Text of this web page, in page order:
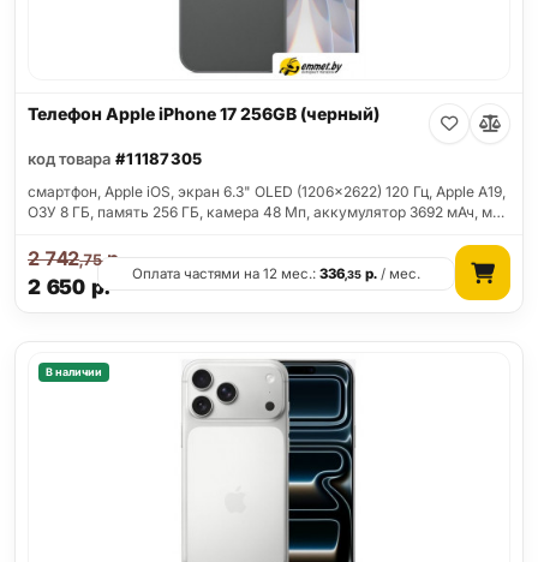
Телефон Apple iPhone 17 256GB (черный)
код товара #11187305
смартфон, Apple iOS, экран 6.3" OLED (1206x2622) 120 Гц, Apple A19,
ОЗУ 8 ГБ, память 256 ГБ, камера 48 Мп, аккумулятор 3692 мАч, м…
2 650 р.
2 742,75р.
Оплата частями на 12 мес.:336,35 р. / мес.
В наличии